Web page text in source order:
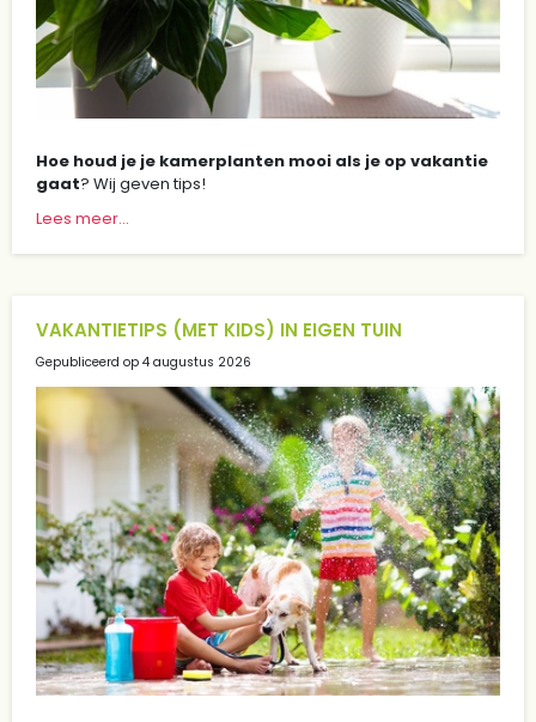
Hoe houd je je kamerplanten mooi als je op vakantie
gaat? Wij geven tips!
Lees meer...
VAKANTIETIPS (MET KIDS) IN EIGEN TUIN
Gepubliceerd op 4 augustus 2026